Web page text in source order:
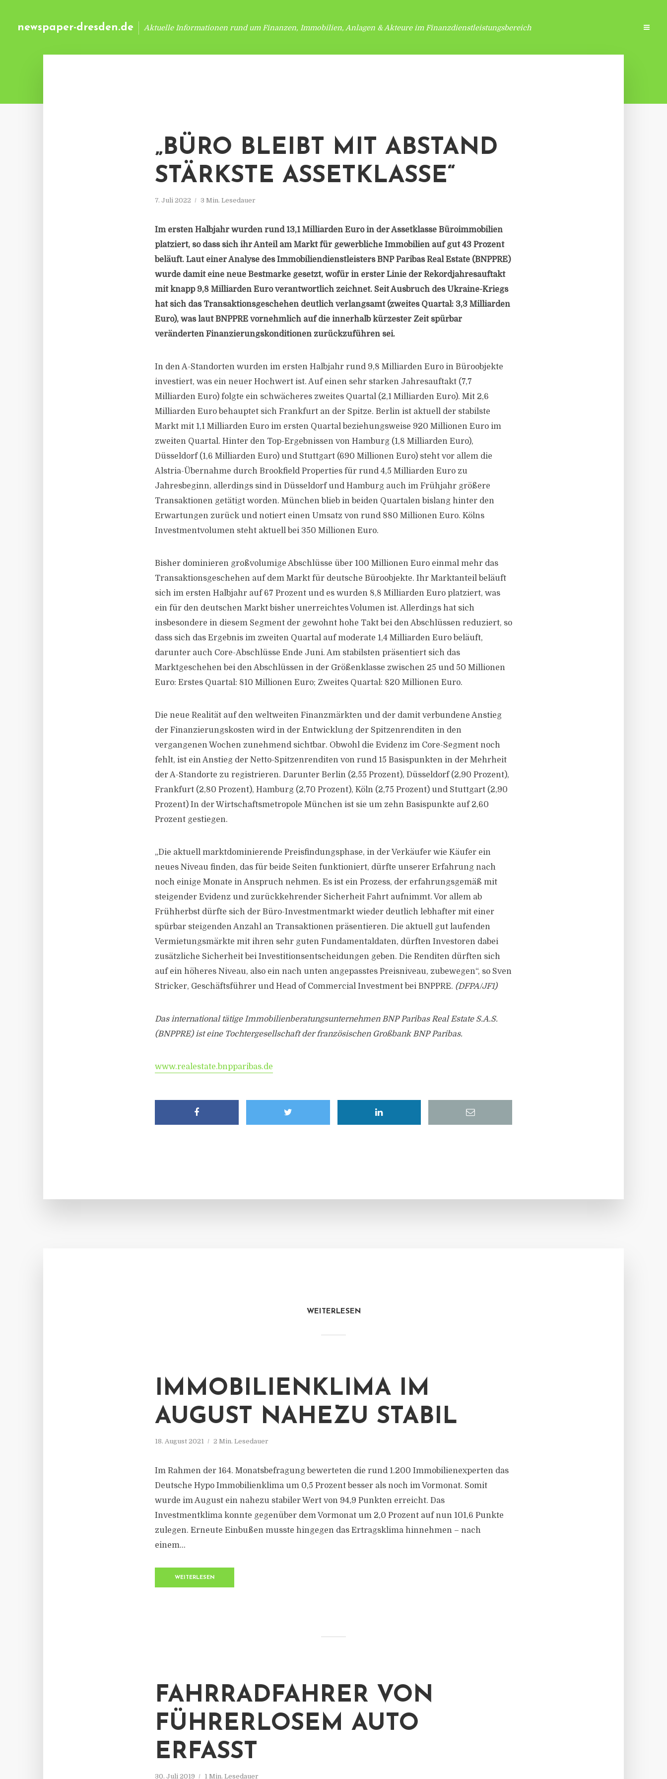
newspaper-dresden.de Aktuelle Informationen rund um Finanzen, Immobilien, Anlagen & Akteure im Finanzdienstleistungsbereich
„BÜRO BLEIBT MIT ABSTAND
STÄRKSTE ASSETKLASSE“
7. Juli 2022 3 Min. Lesedauer
Im ersten Halbjahr wurden rund 13,1 Milliarden Euro in der Assetklasse Büroimmobilien
platziert, so dass sich ihr Anteil am Markt für gewerbliche Immobilien auf gut 43 Prozent
beläuft. Laut einer Analyse des Immobiliendienstleisters BNP Paribas Real Estate (BNPPRE)
wurde damit eine neue Bestmarke gesetzt, wofür in erster Linie der Rekordjahresauftakt
mit knapp 9,8 Milliarden Euro verantwortlich zeichnet. Seit Ausbruch des Ukraine-Kriegs
hat sich das Transaktionsgeschehen deutlich verlangsamt (zweites Quartal: 3,3 Milliarden
Euro), was laut BNPPRE vornehmlich auf die innerhalb kürzester Zeit spürbar
veränderten Finanzierungskonditionen zurückzuführen sei.
In den A-Standorten wurden im ersten Halbjahr rund 9,8 Milliarden Euro in Büroobjekte
investiert, was ein neuer Hochwert ist. Auf einen sehr starken Jahresauftakt (7,7
Milliarden Euro) folgte ein schwächeres zweites Quartal (2,1 Milliarden Euro). Mit 2,6
Milliarden Euro behauptet sich Frankfurt an der Spitze. Berlin ist aktuell der stabilste
Markt mit 1,1 Milliarden Euro im ersten Quartal beziehungsweise 920 Millionen Euro im
zweiten Quartal. Hinter den Top-Ergebnissen von Hamburg (1,8 Milliarden Euro),
Düsseldorf (1,6 Milliarden Euro) und Stuttgart (690 Millionen Euro) steht vor allem die
Alstria-Übernahme durch Brookfield Properties für rund 4,5 Milliarden Euro zu
Jahresbeginn, allerdings sind in Düsseldorf und Hamburg auch im Frühjahr größere
Transaktionen getätigt worden. München blieb in beiden Quartalen bislang hinter den
Erwartungen zurück und notiert einen Umsatz von rund 880 Millionen Euro. Kölns
Investmentvolumen steht aktuell bei 350 Millionen Euro.
Bisher dominieren großvolumige Abschlüsse über 100 Millionen Euro einmal mehr das
Transaktionsgeschehen auf dem Markt für deutsche Büroobjekte. Ihr Marktanteil beläuft
sich im ersten Halbjahr auf 67 Prozent und es wurden 8,8 Milliarden Euro platziert, was
ein für den deutschen Markt bisher unerreichtes Volumen ist. Allerdings hat sich
insbesondere in diesem Segment der gewohnt hohe Takt bei den Abschlüssen reduziert, so
dass sich das Ergebnis im zweiten Quartal auf moderate 1,4 Milliarden Euro beläuft,
darunter auch Core-Abschlüsse Ende Juni. Am stabilsten präsentiert sich das
Marktgeschehen bei den Abschlüssen in der Größenklasse zwischen 25 und 50 Millionen
Euro: Erstes Quartal: 810 Millionen Euro; Zweites Quartal: 820 Millionen Euro.
Die neue Realität auf den weltweiten Finanzmärkten und der damit verbundene Anstieg
der Finanzierungskosten wird in der Entwicklung der Spitzenrenditen in den
vergangenen Wochen zunehmend sichtbar. Obwohl die Evidenz im Core-Segment noch
fehlt, ist ein Anstieg der Netto-Spitzenrenditen von rund 15 Basispunkten in der Mehrheit
der A-Standorte zu registrieren. Darunter Berlin (2,55 Prozent), Düsseldorf (2,90 Prozent),
Frankfurt (2,80 Prozent), Hamburg (2,70 Prozent), Köln (2,75 Prozent) und Stuttgart (2,90
Prozent) In der Wirtschaftsmetropole München ist sie um zehn Basispunkte auf 2,60
Prozent gestiegen.
„Die aktuell marktdominierende Preisfindungsphase, in der Verkäufer wie Käufer ein
neues Niveau finden, das für beide Seiten funktioniert, dürfte unserer Erfahrung nach
noch einige Monate in Anspruch nehmen. Es ist ein Prozess, der erfahrungsgemäß mit
steigender Evidenz und zurückkehrender Sicherheit Fahrt aufnimmt. Vor allem ab
Frühherbst dürfte sich der Büro-Investmentmarkt wieder deutlich lebhafter mit einer
spürbar steigenden Anzahl an Transaktionen präsentieren. Die aktuell gut laufenden
Vermietungsmärkte mit ihren sehr guten Fundamentaldaten, dürften Investoren dabei
zusätzliche Sicherheit bei Investitionsentscheidungen geben. Die Renditen dürften sich
auf ein höheres Niveau, also ein nach unten angepasstes Preisniveau, zubewegen“, so Sven
Stricker, Geschäftsführer und Head of Commercial Investment bei BNPPRE. (DFPA/JF1)
Das international tätige Immobilienberatungsunternehmen BNP Paribas Real Estate S.A.S.
(BNPPRE) ist eine Tochtergesellschaft der französischen Großbank BNP Paribas.
www.realestate.bnpparibas.de
WEITERLESEN
IMMOBILIENKLIMA IM
AUGUST NAHEZU STABIL
18. August 2021 2 Min. Lesedauer
Im Rahmen der 164. Monatsbefragung bewerteten die rund 1.200 Immobilienexperten das
Deutsche Hypo Immobilienklima um 0,5 Prozent besser als noch im Vormonat. Somit
wurde im August ein nahezu stabiler Wert von 94,9 Punkten erreicht. Das
Investmentklima konnte gegenüber dem Vormonat um 2,0 Prozent auf nun 101,6 Punkte
zulegen. Erneute Einbußen musste hingegen das Ertragsklima hinnehmen – nach
einem...
WEITERLESEN
FAHRRADFAHRER VON
FÜHRERLOSEM AUTO
ERFASST
30. Juli 2019 1 Min. Lesedauer